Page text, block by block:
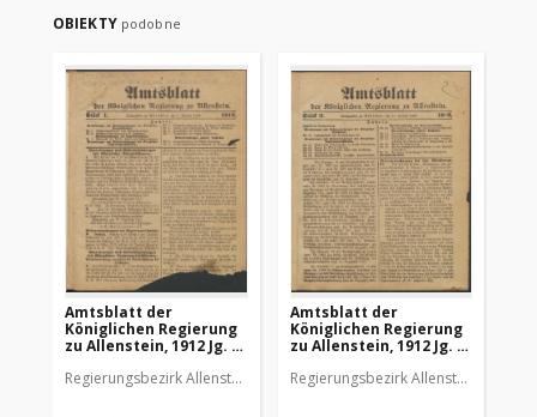
OBIEKTY podobne
Amtsblatt der
Königlichen Regierung
zu Allenstein, 1912 Jg. 8,
Regierungsbezirk Allenstein
Amtsblatt der
Königlichen Regierung
zu Allenstein, 1912 Jg. 8,
Regierungsbezirk Allenstein